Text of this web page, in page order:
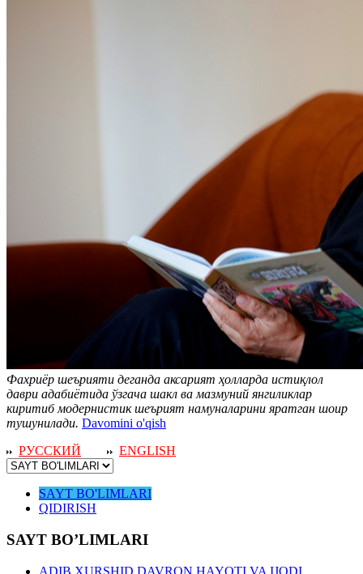
Фахриёр шеърияти деганда аксарият ҳолларда истиқлол
даври адабиётида ўзгача шакл ва мазмуний янгиликлар
киритиб модернистик шеърият намуналарини яратган шоир
тушунилади. Davomini o'qish
РУССКИЙ
ENGLISH
SAYT BO'LIMLARI
QIDIRISH
SAYT BO’LIMLARI
ADIB XURSHID DAVRON HAYOTI VA IJODI